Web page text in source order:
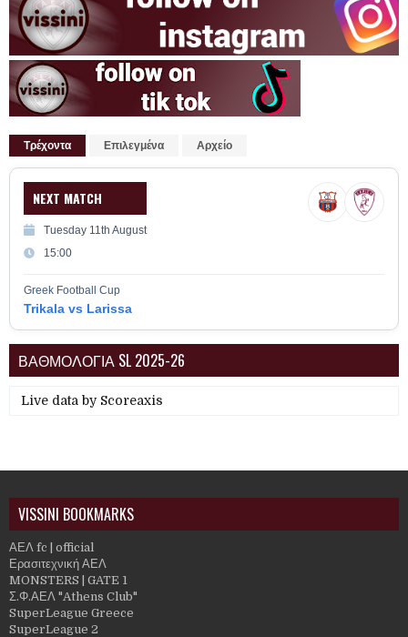
Τρέχοντα Επιλεγμένα Αρχείο
NEXT MATCH
Tuesday 11th August
15:00
Greek Football Cup
Trikala vs Larissa
ΒΑΘΜΟΛΟΓΙΑ SL 2025-26
Live data by Scoreaxis
VISSINI BOOKMARKS
ΑΕΛ fc | official
Ερασιτεχνική ΑΕΛ
MONSTERS | GATE 1
Σ.Φ.ΑΕΛ "Athens Club"
SuperLeague Greece
SuperLeague 2